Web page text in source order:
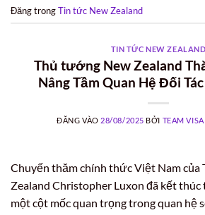
Đăng trongTin tức New Zealand
TIN TỨC NEW ZEALAND
Thủ tướng New Zealand
Nâng Tầm Quan Hệ Đối
ĐĂNG VÀO 28/08/2025 BỞI TEAM
Chuyến thăm chính thức Việt Nam
Zealand Christopher Luxon đã kết thúc
một cột mốc quan trọng trong quan hệ